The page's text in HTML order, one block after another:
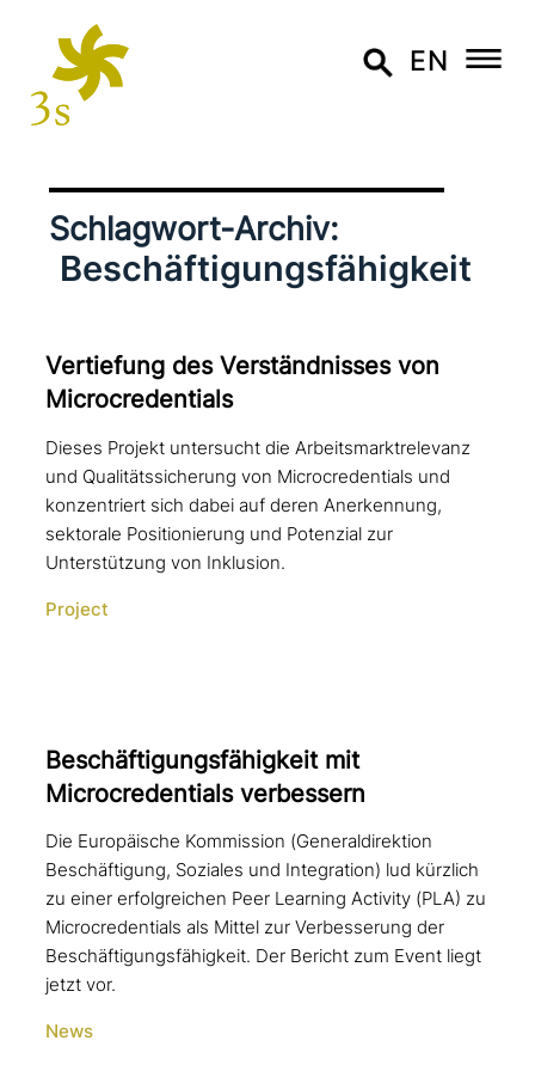
EN
Schlagwort-Archiv:
Beschäftigungsfähigkeit
Vertiefung des Verständnisses von
Microcredentials
Dieses Projekt untersucht die Arbeitsmarktrelevanz
und Qualitätssicherung von Microcredentials und
konzentriert sich dabei auf deren Anerkennung,
sektorale Positionierung und Potenzial zur
Unterstützung von Inklusion.
Project
Beschäftigungsfähigkeit mit
Microcredentials verbessern
Die Europäische Kommission (Generaldirektion
Beschäftigung, Soziales und Integration) lud kürzlich
zu einer erfolgreichen Peer Learning Activity (PLA) zu
Microcredentials als Mittel zur Verbesserung der
Beschäftigungsfähigkeit. Der Bericht zum Event liegt
jetzt vor.
News